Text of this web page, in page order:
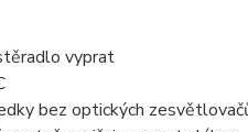
vyprat
bez optických